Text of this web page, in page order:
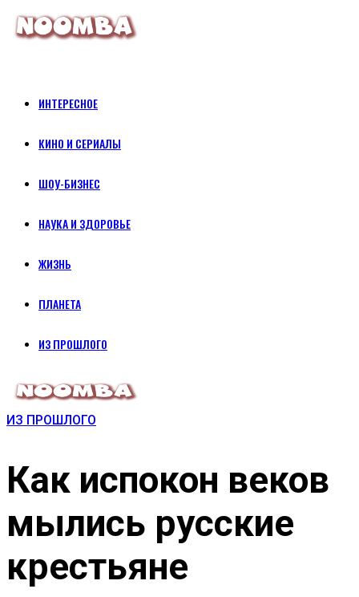
ИНТЕРЕСНОЕ
КИНО И СЕРИАЛЫ
ШОУ-БИЗНЕС
НАУКА И ЗДОРОВЬЕ
ЖИЗНЬ
ПЛАНЕТА
ИЗ ПРОШЛОГО
ИЗ ПРОШЛОГО
Как испокон веков
мылись русские
крестьяне